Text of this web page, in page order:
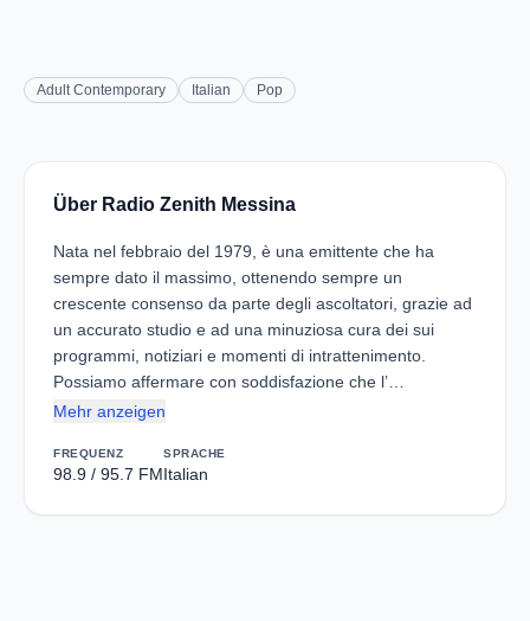
Adult Contemporary Italian Pop
Über Radio Zenith Messina
Nata nel febbraio del 1979, è una emittente che ha
sempre dato il massimo, ottenendo sempre un
crescente consenso da parte degli ascoltatori, grazie ad
un accurato studio e ad una minuziosa cura dei sui
programmi, notiziari e momenti di intrattenimento.
Possiamo affermare con soddisfazione che l’…
Mehr anzeigen
FREQUENZ
98.9 / 95.7 FM
SPRACHE
Italian